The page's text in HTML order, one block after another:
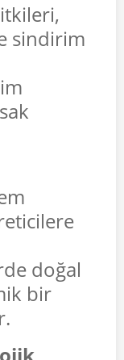
sindirim
doğal
bir